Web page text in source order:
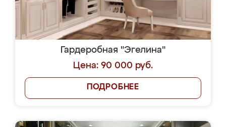
Гардеробная "Эгелина"
Цена: 90 000 руб.
ПОДРОБНЕЕ